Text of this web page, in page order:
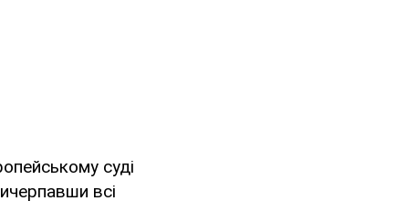
суді
всі